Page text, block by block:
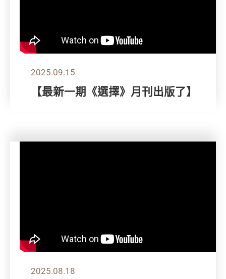
2025.09.15
【最新一期《選擇》月刊出版了】
2025.08.18